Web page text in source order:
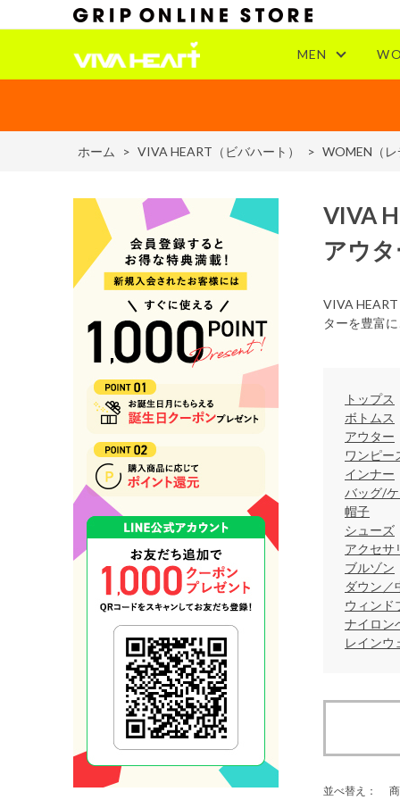
MEN
ホーム > VIVA HEART（ビバハート） > WOMEN（
アウ
VIVA
VIVA
ターを豊富
トップス
ボトムス
アウター
ワンピー
インナー
バッグ/
帽子
シューズ
アクセサ
ブルゾン
ダウン／
ウィンド
ナイロン
レインウ
並べ替え：